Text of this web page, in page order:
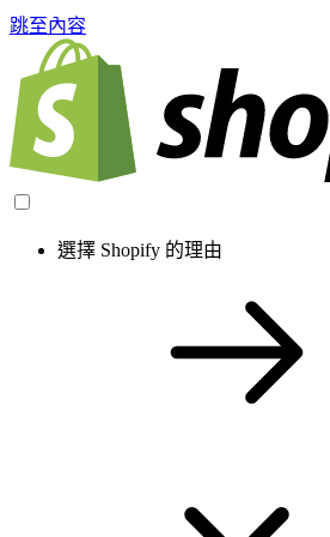
跳至內容
選擇 Shopify 的理由